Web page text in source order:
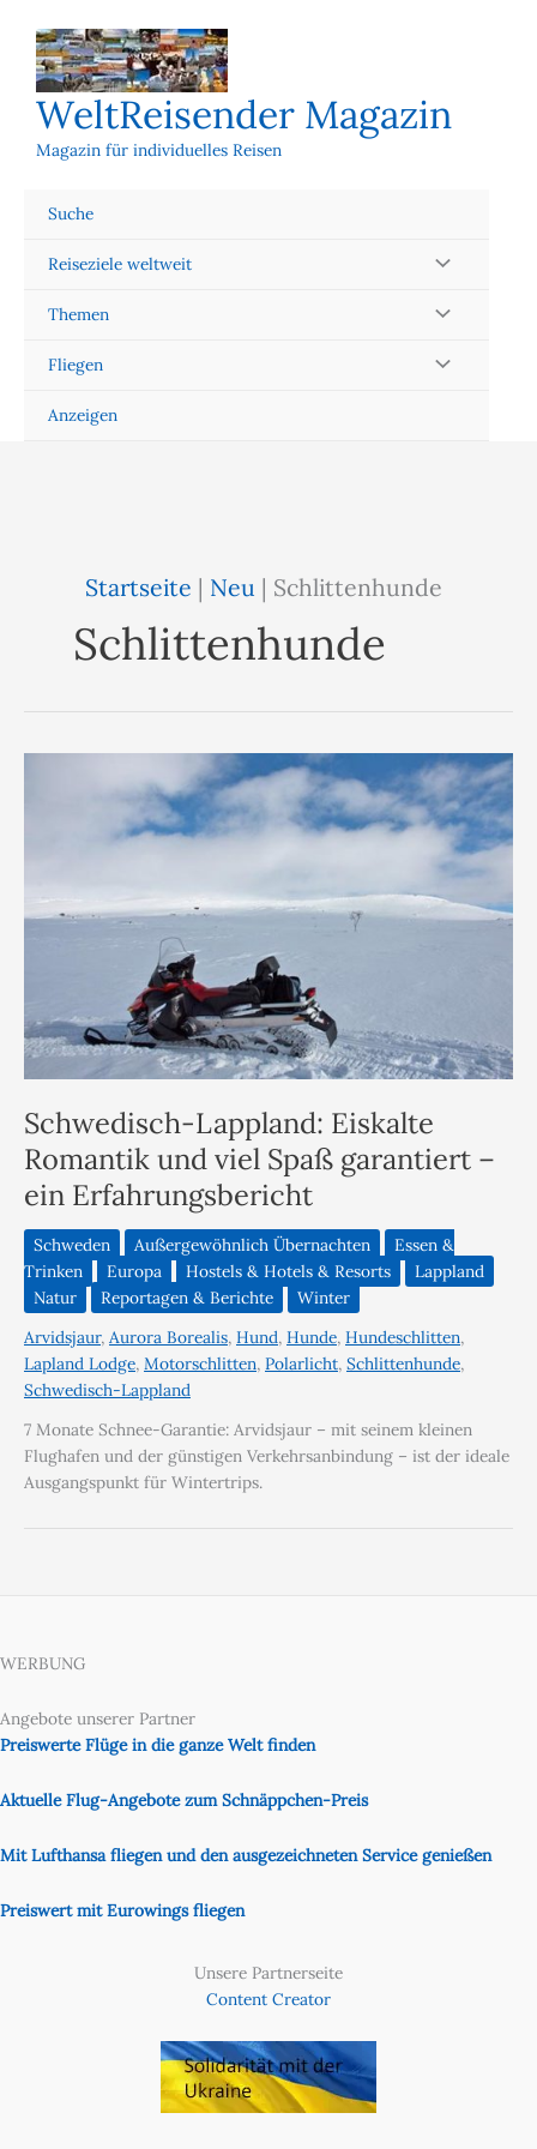
Inhalt
springen
WeltReisender Magazin
Magazin für individuelles Reisen
Suche
Reiseziele weltweit
Themen
Fliegen
Anzeigen
Startseite | Neu | Schlittenhunde
Schlittenhunde
Schwedisch-Lappland: Eiskalte
Romantik und viel Spaß garantiert –
ein Erfahrungsbericht
Schweden Außergewöhnlich Übernachten
Essen &
Trinken
Europa Hostels & Hotels & Resorts
Lappland
Natur
Reportagen & Berichte
Winter
Arvidsjaur, Aurora Borealis, Hund, Hunde, Hundeschlitten,
Lapland Lodge, Motorschlitten, Polarlicht, Schlittenhunde,
Schwedisch-Lappland
7 Monate Schnee-Garantie: Arvidsjaur – mit seinem kleinen
Flughafen und der günstigen Verkehrsanbindung – ist der ideale
Ausgangspunkt für Wintertrips.
WERBUNG
Angebote unserer Partner
Preiswerte Flüge in die ganze Welt finden
Aktuelle Flug-Angebote zum Schnäppchen-Preis
Mit Lufthansa fliegen und den ausgezeichneten Service genießen
Preiswert mit Eurowings fliegen
Unsere Partnerseite
Content Creator